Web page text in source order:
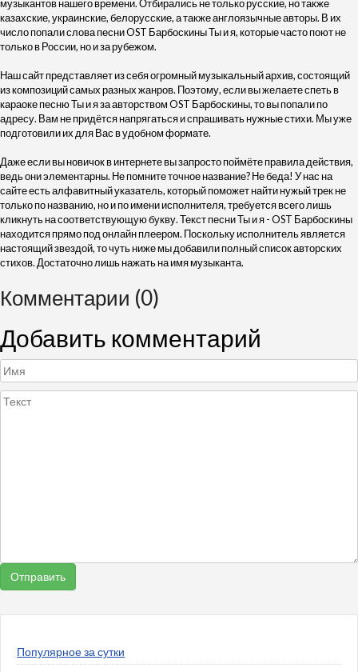
музыкантов нашего времени. Отбирались не только русские, но также
казахские, украинские, белорусские, а также англоязычные авторы. В их
число попали слова песни OST Барбоскины Ты и я, которые часто поют не
только в России, но и за рубежом.
Наш сайт представляет из себя огромный музыкальный архив, состоящий
из композиций самых разных жанров. Поэтому, если вы желаете спеть в
караоке песню Ты и я за авторством OST Барбоскины, то вы попали по
адресу. Вам не придётся напрягаться и спрашивать нужные стихи. Мы уже
подготовили их для Вас в удобном формате.
Даже если вы новичок в интернете вы запросто поймёте правила действия,
ведь они элементарны. Не помните точное название? Не беда! У нас на
сайте есть алфавитный указатель, который поможет найти нужый трек не
только по названию, но и по имени исполнителя, требуется всего лишь
кликнуть на соответствующую букву. Текст песни Ты и я - OST Барбоскины
находится прямо под онлайн плеером. Поскольку исполнитель является
настоящий звездой, то чуть ниже мы добавили полный список авторских
стихов. Достаточно лишь нажать на имя музыканта.
Комментарии (0)
Добавить комментарий
Популярное за сутки